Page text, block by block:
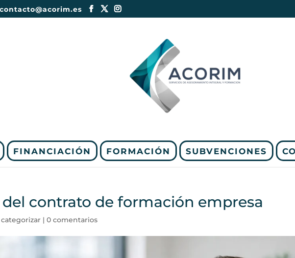
contacto@acorim.es
FINANCIACIÓN FORMACIÓN SUBVENCIONES
contrato de formación empresa
|0 comentarios